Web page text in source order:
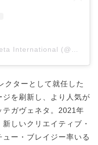
クターとして就任した
を刷新し、より人気が
ガヴェネタ。2021年
しいクリエイティブ・
ー・ブレイジー率いる